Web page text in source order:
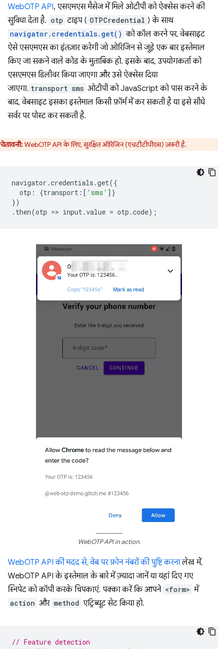
WebOTP API, एसएमएस मैसेज में मिले ओटीपी को ऐक्सेस करने की
सुविधा देता है. otp टाइप ( OTPCredential ) के साथ
navigator.credentials.get() को कॉल करने पर, वेबसाइट
ऐसे एसएमएस का इंतज़ार करेगी जो ओरिजिन से जुड़े एक बार इस्तेमाल
किए जा सकने वाले कोड के मुताबिक हो. इसके बाद, उपयोगकर्ता को
एसएमएस डिलीवर किया जाएगा और उसे ऐक्सेस दिया
जाएगा. transport sms ओटीपी को JavaScript को पास करने के
बाद, वेबसाइट इसका इस्तेमाल किसी फ़ॉर्म में कर सकती है या इसे सीधे
सर्वर पर पोस्ट कर सकती है.
चेतावनी:WebOTP API के लिए, सुरक्षित ऑरिजिन (एचटीटीपीएस) ज़रूरी है.
navigator .credentials .get({
otp : {transport : [ 'sms' ]}
})
. then(otp => input.value = otp .code);
WebOTP API in action.
WebOTP API की मदद से, वेब पर फ़ोन नंबरों की पुष्टि करनालेख में,
WebOTP API के इस्तेमाल के बारे में ज़्यादा जानें या यहां दिए गए
स्निपेट को कॉपी करके चिपकाएं. पक्का करें कि आपने <form> में
action और method एट्रिब्यूट सेट किया हो.
// Feature detection